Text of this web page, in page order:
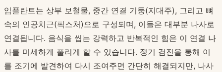
임플란트는 상부 보철물, 중간 연결 기둥(지대주), 그리고 뼈
속의 인공치근(픽스처)으로 구성되며, 이들은 대부분 나사로
연결됩니다. 음식을 씹는 강력하고 반복적인 힘은 이 연결 나
사를 미세하게 풀리게 할 수 있습니다. 정기 검진을 통해 이
를 조기에 발견하여 다시 조여주면 간단히 해결되지만, 나사